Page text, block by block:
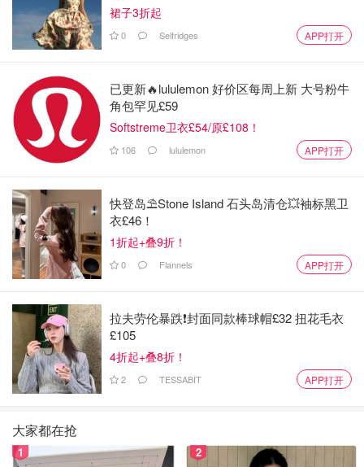
裙子3折起
0 Selfridges APP打开
已更新🔥lululemon 好价区每周上新 大号粉牛
角包罕见£59
Softstreme卫衣£54/原£108！
106 lululemon APP打开
快登岛⛱️Stone Island 石头岛清仓💥袖标黑卫
衣£46！
1折起+叠9折！
0 Flannels APP打开
拉夫劳伦暴跌❗️封面同款棒球帽£32 扭花毛衣
£105
4折起+叠8折！
2 TESSABIT APP打开
大家都在抢
1 2